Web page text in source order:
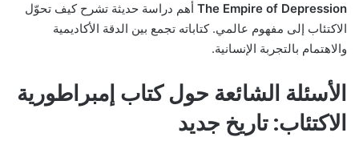
The Empire of Depression أهم دراسة حديثة تشرح كيف تحوّل
الاكتئاب إلى مفهوم عالمي. كتاباته تجمع بين الدقة الأكاديمية
والاهتمام بالتجربة الإنسانية.
الأسئلة الشائعة حول كتاب إمبراطورية
الاكتئاب: تاريخ جديد